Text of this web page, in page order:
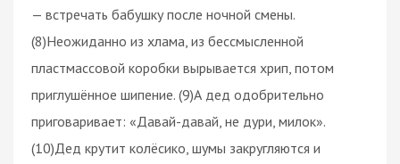
— встречать бабушку после ночной смены.
(8)Неожиданно из хлама, из бессмысленной
пластмассовой коробки вырывается хрип, потом
приглушённое шипение. (9)А дед одобрительно
приговаривает: «Давай-давай, не дури, милок».
(10)Дед крутит колёсико, шумы закругляются и